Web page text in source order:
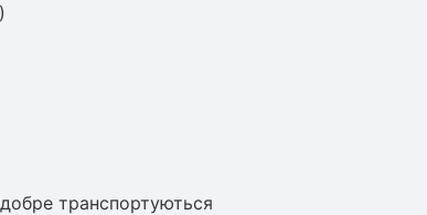
транспортуються